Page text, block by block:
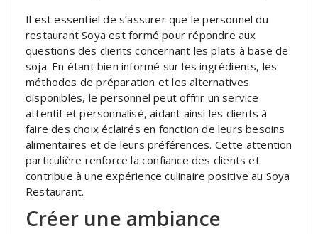
Il est essentiel de s’assurer que le personnel du
restaurant Soya est formé pour répondre aux
questions des clients concernant les plats à base de
soja. En étant bien informé sur les ingrédients, les
méthodes de préparation et les alternatives
disponibles, le personnel peut offrir un service
attentif et personnalisé, aidant ainsi les clients à
faire des choix éclairés en fonction de leurs besoins
alimentaires et de leurs préférences. Cette attention
particulière renforce la confiance des clients et
contribue à une expérience culinaire positive au Soya
Restaurant.
Créer une ambiance